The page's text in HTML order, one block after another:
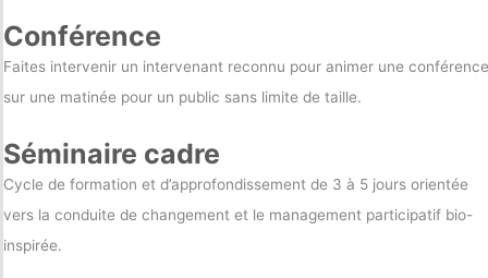
Conférence
Faites intervenir un intervenant reconnu pour animer une conférence
sur une matinée pour un public sans limite de taille.
Séminaire cadre
Cycle de formation et d’approfondissement de 3 à 5 jours orientée
vers la conduite de changement et le management participatif bio-
inspirée.